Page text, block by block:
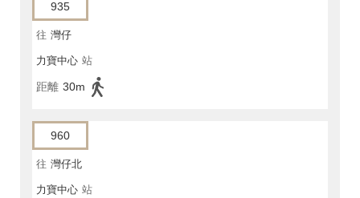
935
往 灣仔
力寶中心 站
距離 30m
960
往 灣仔北
力寶中心 站